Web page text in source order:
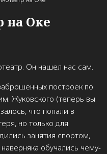
на Оке
Он нашел нас сам.
построек по
Жуковского (теперь вы
что попали в
но только для
занятия спортом,
обучались чему-